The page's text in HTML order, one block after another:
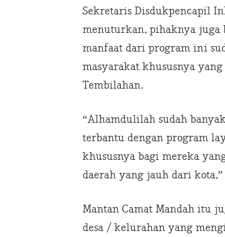
Sekretaris Disdukpencapil
menuturkan, pihaknya juga
manfaat dari program ini
masyarakat khususnya
Tembilahan.
“Alhamdulilah sudah
terbantu dengan program
khususnya bagi mereka
daerah yang jauh dari
Mantan Camat Mandah itu
desa / kelurahan yang